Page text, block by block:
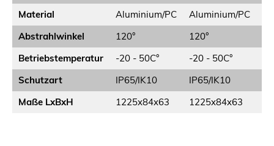
Material
Aluminium/PC Aluminium/PC
Abstrahlwinkel
120° 120°
Betriebstemperatur
-20 - 50C° -20 - 50C°
Schutzart
IP65/IK10 IP65/IK10
Maße LxBxH
1225x84x63 1225x84x63